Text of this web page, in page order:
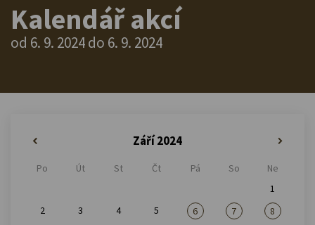
Kalendář akcí
od 6. 9. 2024 do 6. 9. 2024
Září 2024
Po Út St Čt Pá So
Ne
1
2
3 4 5 6 7
8